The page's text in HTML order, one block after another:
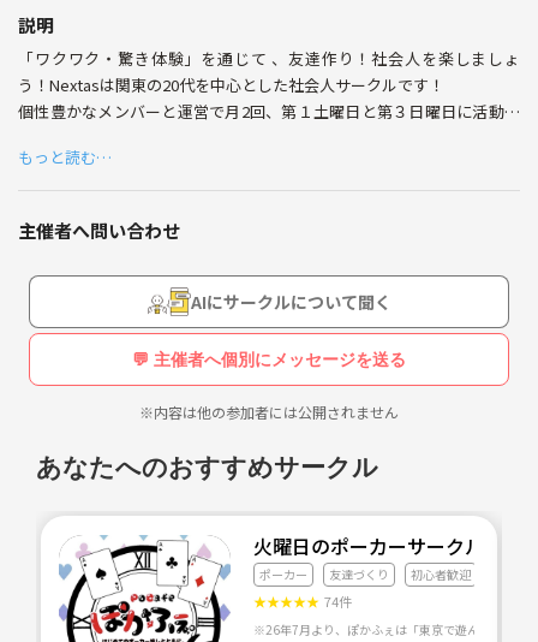
説明
「ワクワク・驚き体験」を通じて 、友達作り！社会人を楽しましょ
う！Nextasは関東の20代を中心とした社会人サークルです！
個性豊かなメンバーと運営で月2回、第１土曜日と第３日曜日に活動し
設立は2018年8月。
まだ出来立てほやほやですが
花火大会やリアル脱出ゲームなど楽しい企画を実施していきます。
メンバーのやりたい！を重視しているので
基本やることは毎回違います。
花火大会、脱出ゲーム、ピクニック、ドライブ……etc
今後も様々な活動を展開していきます！
様々な人が交流し
楽しむための場所が欲しい。
ご縁を大切にしていきたい。
そんな思いから
このNextasという場を作りました。
もっと読む…
主催者へ問い合わせ
AIにサークルについて聞く
💬 主催者へ個別にメッセージを送る
※内容は他の参加者には公開されません
あなたへのおすすめサークル
火曜日のポーカーサークルぽか
ポーカー 友達づくり 初心者歓迎
★★★★★ 74件